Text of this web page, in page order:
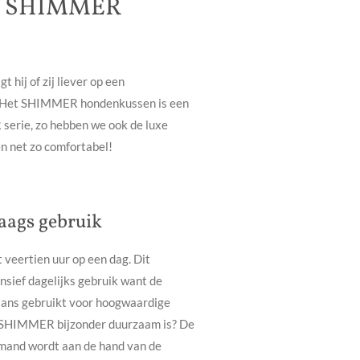
SHIMMER
hij of zij liever op een
SHIMMER hondenkussen is een
zo hebben we ook de luxe
net zo comfortabel!
gebruik
veertien uur op een dag. Dit
dagelijks gebruik want de
gebruikt voor hoogwaardige
bijzonder duurzaam is? De
wordt aan de hand van de